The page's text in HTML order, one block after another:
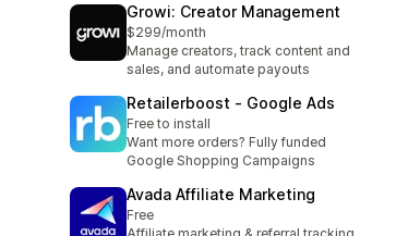
Growi: Creator Management
$299/month
Manage creators, track content and
sales, and automate payouts
Retailerboost ‑ Google Ads
Free to install
Want more orders? Fully funded
Google Shopping Campaigns
Avada Affiliate Marketing
Free